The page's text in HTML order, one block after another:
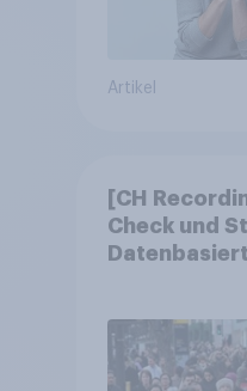
Artikel
[CH
Check und